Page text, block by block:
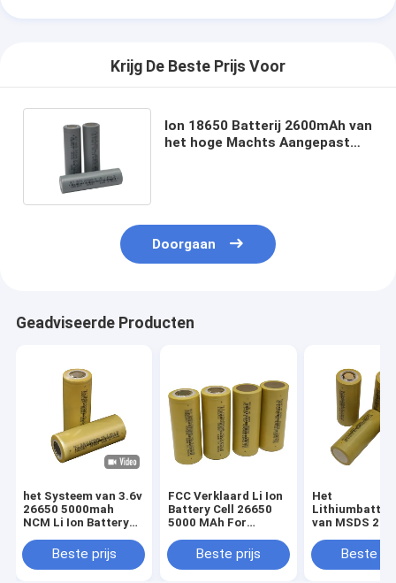
Krijg De Beste Prijs Voor
Ion 18650 Batterij 2600mAh van
het hoge Machts Aangepast
Doorgaan
Geadviseerde Producten
het Systeem van 3.6v
26650 5000mah
NCM Li Ion Battery
Beste prijs
FCC Verklaard Li Ion
Battery Cell 26650
5000 MAh For
Beste prijs
Het
van MSDS
Huistoestellen
Beste